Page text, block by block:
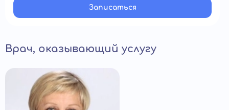
Записатьcя
Врач, оказывающий услугу